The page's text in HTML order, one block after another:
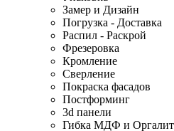
Замер и Дизайн
Погрузка - Доставка
Распил - Раскрой
Фрезеровка
Кромление
Сверление
Покраска фасадов
Постформинг
3d панели
Гибка МДФ и